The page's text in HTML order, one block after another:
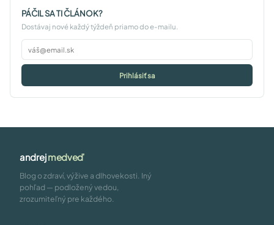
PÁČIL SA TI ČLÁNOK?
Dostávaj nové každý týždeň priamo do e-mailu.
Prihlásiť sa
andrejmedveď
Blog o zdraví, výžive a dlhovekosti. Iný
pohľad — podložený vedou,
zrozumiteľný pre každého.